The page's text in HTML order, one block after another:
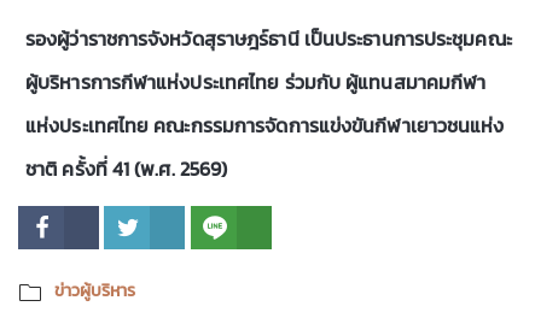
รองผู้ว่าราชการจังหวัดสุราษฎร์ธานี เป็นประธานการประชุมคณะ
ผู้บริหารการกีฬาแห่งประเทศไทย ร่วมกับ ผู้แทนสมาคมกีฬา
แห่งประเทศไทย คณะกรรมการจัดการแข่งขันกีฬาเยาวชนแห่ง
ชาติ ครั้งที่ 41 (พ.ศ. 2569)
ข่าวผู้บริหาร